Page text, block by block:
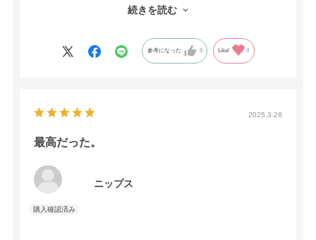
て手元に置いておきたいものですし、今後価値が下がるものでは
続きを読む
参考になった 0 Like! 0
2025.3.28
最高だった。
ニップス